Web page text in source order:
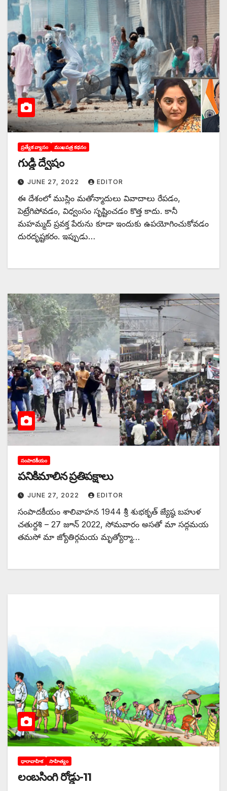
ప్రత్యేక వ్యాసం ముఖపత్ర కథనం
గుడ్డి ద్వేషం
JUNE 27, 2022 EDITOR
ఈ ‌దేశంలో ముస్లిం మతోన్మాదులు వివాదాలు రేపడం,
పెట్రేగిపోవడం, విధ్వంసం సృష్టించడం కొత్త కాదు. కానీ
మహమ్మద్‌ ‌ప్రవక్త పేరును కూడా ఇందుకు ఉపయోగించుకోవడం
దురదృష్టకరం. ఇప్పుడు…
సంపాదకీయం
‌పనికిమాలిన ప్రతిపక్షాలు
JUNE 27, 2022 EDITOR
సంపాదకీయం శాలివాహన 1944 శ్రీ శుభకృత్‌ ‌జ్యేష్ఠ బహుళ
చతుర్దశి – 27 జూన్‌ 2022, ‌సోమవారం అసతో మా సద్గమయ
తమసో మా జ్యోతిర్గమయ మృత్యోర్మా…
ధారావాహిక సాహిత్యం
లంబసింగి రోడ్డు-11